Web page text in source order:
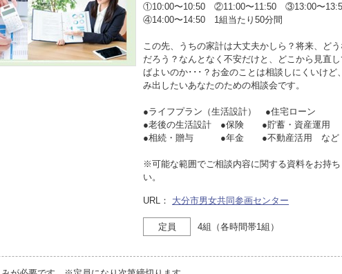
①10:00〜10:50 ②11:00〜11:50 ③13:00〜
④14:00〜14:50 1組当たり50分間
この先、うちの家計は大丈夫かしら？将来、ど
だろう？なんとなく不安だけと、どこから見直
ばよいのか･･･？お金のことは相談しにくいけど
み出したいあなたのための相談会です。
●ライフプラン（生活設計） ●住宅ローン
●老後の生活設計 ●保険 ●貯蓄・資産
●相続・贈与 ●年金 ●不動産活用 など
※可能な範囲でご相談内容に関する資料をお持ち
い。
URL： 大分市男女共同参画センター
定員 4組（各時間帯1組）